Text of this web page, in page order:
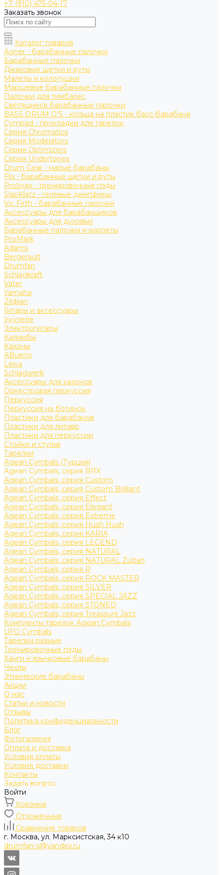
+7 (910) 475-04-17
Заказать звонок
Каталог товаров
Agner - барабанные палочки
Барабанные палочки
Джазовые щетки и руты
Малеты и колотушки
Маршевые барабанные палочки
Палочки для тимбалес
Светящиеся барабанные палочки
BASS DRUM O’S - кольца на пластик басс-барабана
Cympad - прокладки для тарелок
Серия Chromatics
Серия Moderators
Серия Optimizers
Серия Undertones
Drum Gear - малые барабаны
Flix - барабанные щетки и руты
Prologix - тренировочные пэды
SlapKlatz - гелевые демпферы
Vic Firth - барабанные палочки
Аксессуары для барабанщиков
Аксессуары для духовых
Барабанные палочки и маллеты
ProMark
Adams
Bergerault
Drumfan
Schlagkraft
Vater
Yamaha
Zildjian
Гитары и аксессуары
Укулеле
Электрогитары
Калимбы
Кахоны
ABueno
Leiva
Schlagwerk
Аксессуары для кахонов
Оркестровая перкуссия
Перкуссия
Перкуссия на ботинок
Пластики для барабанов
Пластики для литавр
Пластики для перкуссии
Стойки и стулья
Тарелки
Agean Cymbals (Турция)
Agean Cymbals, серия BRX
Agean Cymbals, серия Custom
Agean Cymbals, серия Custom Brilliant
Agean Cymbals, серия Effect
Agean Cymbals, серия Elegant
Agean Cymbals, серия Extreme
Agean Cymbals, серия Hush Hush
Agean Cymbals, серия KARIA
Agean Cymbals, серия LEGEND
Agean Cymbals, серия NATURAL
Agean Cymbals, серия NATURAL Zultan
Agean Cymbals, серия R
Agean Cymbals, серия ROCK MASTER
Agean Cymbals, серия SILVER
Agean Cymbals, серия SPECIAL JAZZ
Agean Cymbals, серия STONED
Agean Cymbals, серия Treassure Jazz
Комплекты тарелок Agean Cymbals
UFO Cymbals
Тарелки разные
Тренировочные пэды
Ханги и язычковые барабаны
Чехлы
Этнические барабаны
Акции
О нас
Статьи и новости
Отзывы
Политика конфиденциальности
Блог
Фотогалерея
Оплата и доставка
Условия оплаты
Условия доставки
Контакты
Задать вопрос
Войти
Корзина
Отложенные
Сравнение товаров
г. Москва, ул. Марксистская, 34 к10
drumfan-s@yandex.ru